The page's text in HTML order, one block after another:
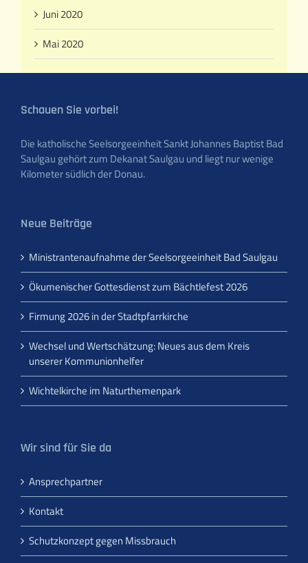
Juni 2020
Mai 2020
Schauen Sie vorbei!
Die katholische Seelsorgeeinheit Sankt Johannes Baptist Bad
Saulgau gehört zum Dekanat Saulgau und liegt nur wenige
Kilometer südlich der Donau.
Neue Beiträge
Ministrantenaufnahme der Seelsorgeeinheit Bad Saulgau
Ökumenischer Gottesdienst zum Bächtlefest 2026
Firmung 2026 in der Stadtpfarrkirche
Wechsel und Wertschätzung: Neues aus dem Kreis
unserer Kommunionhelfer
Wichtelkirche im Naturthemenpark
Wir sind für Sie da
Ansprechpartner
Kontakt
Schutzkonzept gegen Missbrauch